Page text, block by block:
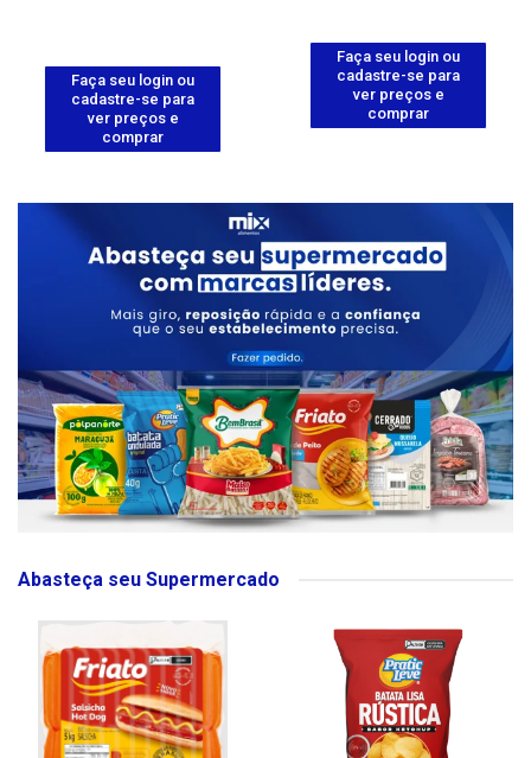
Faça seu login ou
cadastre-se para
ver preços e
comprar
Faça seu login ou
cadastre-se para
ver preços e
comprar
Abasteça seu Supermercado